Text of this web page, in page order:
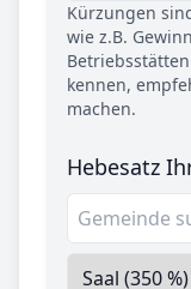
Kürzungen
wie z.B.
kennen,
machen.
Hebesatz